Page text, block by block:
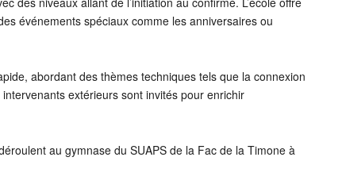
événements spéciaux comme les anniversaires ou
abordant des thèmes techniques tels que la connexion
extérieurs sont invités pour enrichir
au gymnase du SUAPS de la Fac de la Timone à